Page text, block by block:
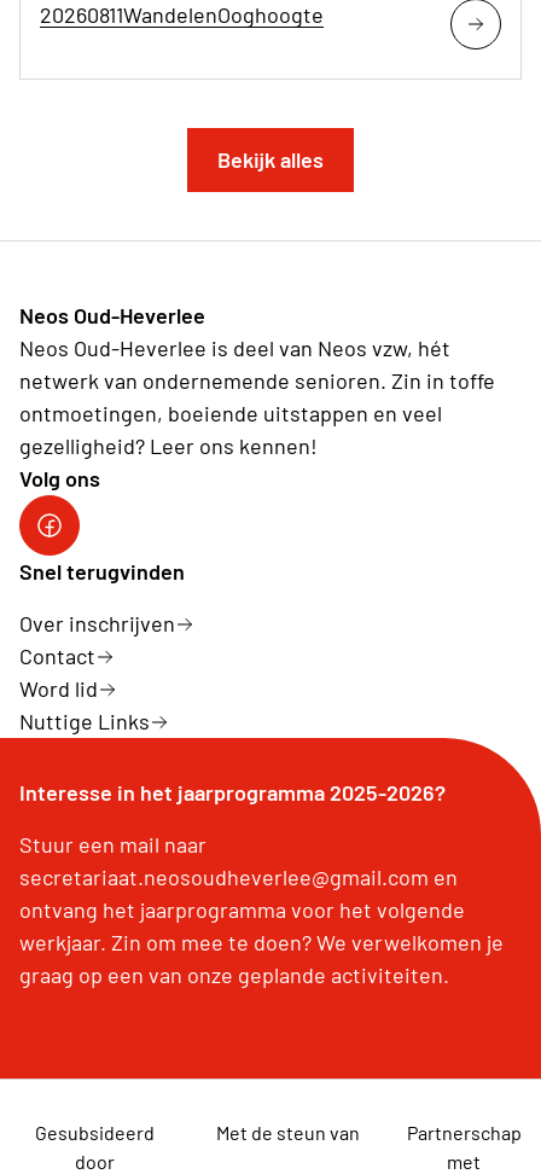
20260811WandelenOoghoogte
Bekijk alles
Neos Oud-Heverlee
Neos Oud-Heverlee is deel van Neos vzw, hét
netwerk van ondernemende senioren. Zin in toffe
ontmoetingen, boeiende uitstappen en veel
gezelligheid? Leer ons kennen!
Volg ons
Facebook
Snel terugvinden
Over inschrijven
Contact
Word lid
Nuttige Links
Interesse in het jaarprogramma 2025-2026?
Stuur een mail naar
secretariaat.neosoudheverlee@gmail.com en
ontvang het jaarprogramma voor het volgende
werkjaar. Zin om mee te doen? We verwelkomen je
graag op een van onze geplande activiteiten.
Gesubsideerd
door
Met de steun van
Partnerschap
met